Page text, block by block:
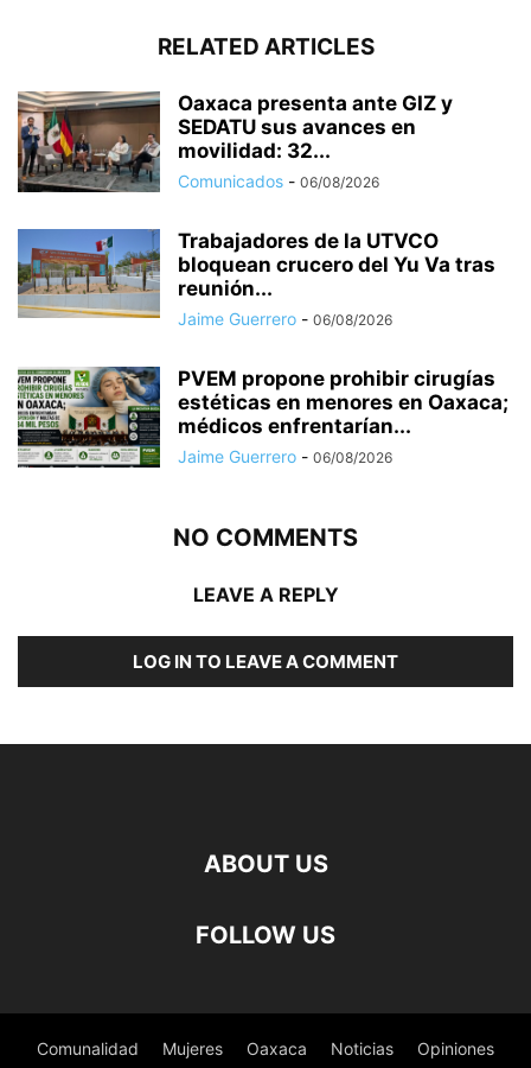
RELATED ARTICLES
Oaxaca presenta ante GIZ y
SEDATU sus avances en
movilidad: 32...
Comunicados - 06/08/2026
Trabajadores de la UTVCO
bloquean crucero del Yu Va tras
reunión...
Jaime Guerrero - 06/08/2026
PVEM propone prohibir cirugías
estéticas en menores en Oaxaca;
médicos enfrentarían...
Jaime Guerrero - 06/08/2026
NO COMMENTS
LEAVE A REPLY
LOG IN TO LEAVE A COMMENT
ABOUT US
FOLLOW US
Comunalidad Mujeres Oaxaca Noticias Opiniones